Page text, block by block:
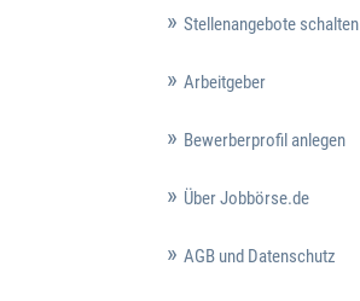
Stellenangebote schalten
Arbeitgeber
Bewerberprofil anlegen
Über Jobbörse.de
AGB und Datenschutz